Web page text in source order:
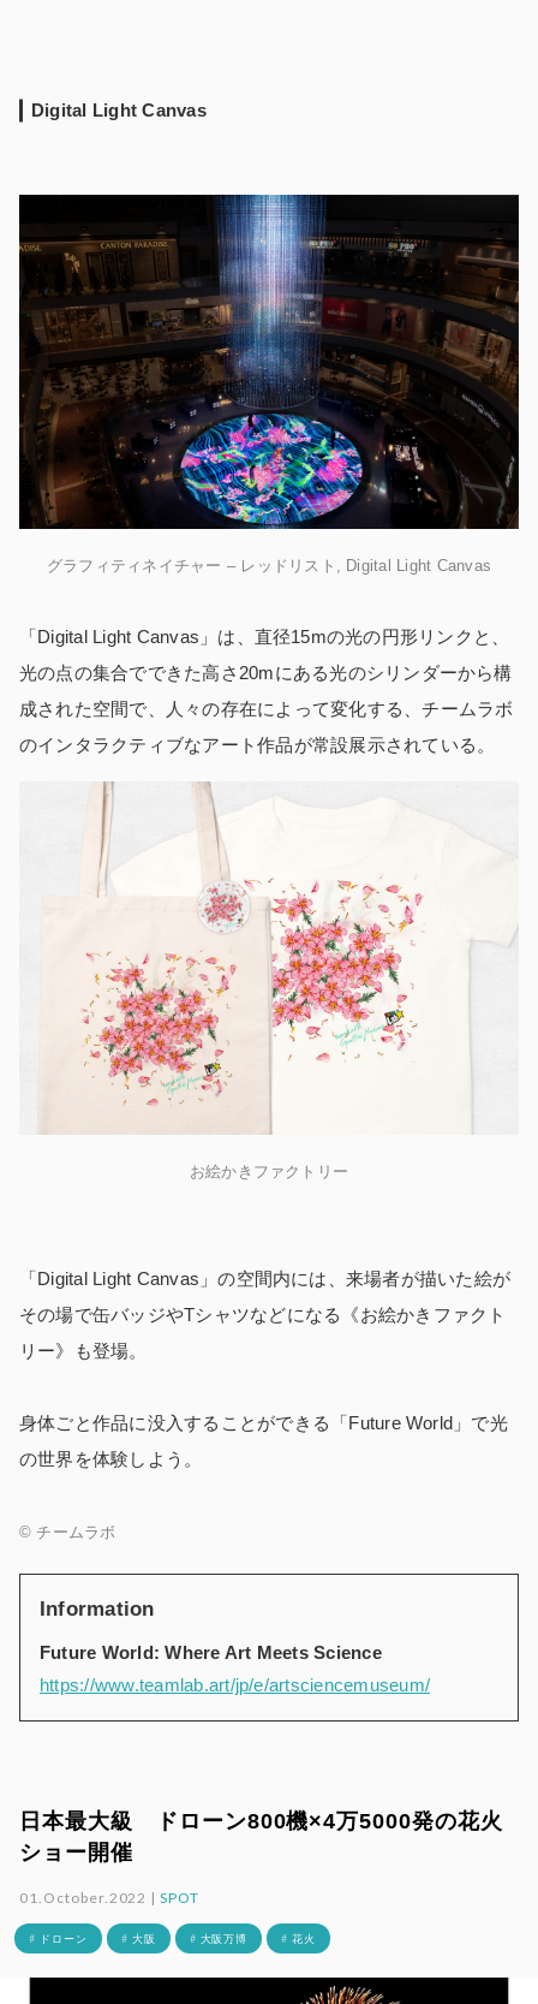
Digital Light Canvas
グラフィティネイチャー – レッドリスト, Digital Light Canvas
「Digital Light Canvas」は、直径15mの光の円形リンクと、
光の点の集合でできた高さ20mにある光のシリンダーから構
成された空間で、人々の存在によって変化する、チームラボ
のインタラクティブなアート作品が常設展示されている。
お絵かきファクトリー
「Digital Light Canvas」の空間内には、来場者が描いた絵が
その場で缶バッジやTシャツなどになる《お絵かきファクト
リー》も登場。
身体ごと作品に没入することができる「Future World」で光
の世界を体験しよう。
© チームラボ
Information
Future World: Where Art Meets Science
https://www.teamlab.art/jp/e/artsciencemuseum/
日本最大級 ドローン800機×4万5000発の花火
ショー開催
01.October.2022 |SPOT
# ドローン # 大阪 # 大阪万博 # 花火